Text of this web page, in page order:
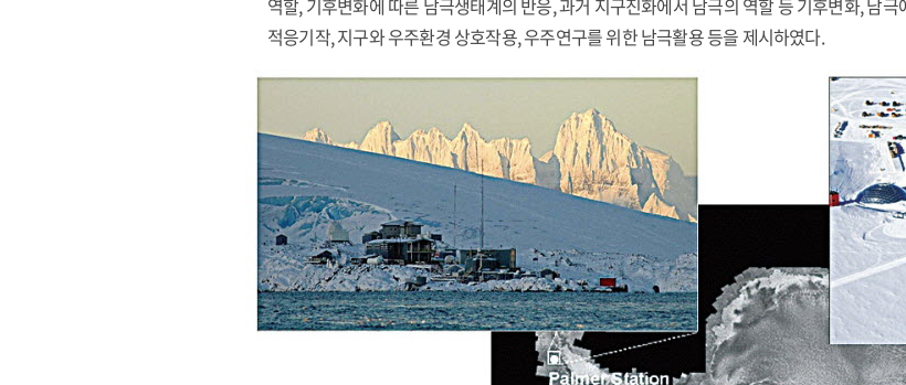
역할, 기후변화에 따른 남극생태계의 반응, 과거 지구진화에서 남극의 역할 등 기후변화, 남
적응기작, 지구와 우주환경 상호작용, 우주연구를 위한 남극활용 등을 제시하였다.